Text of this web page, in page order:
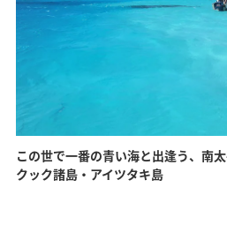
この世で一番の青い海と出逢う、南
クック諸島・アイツタキ島